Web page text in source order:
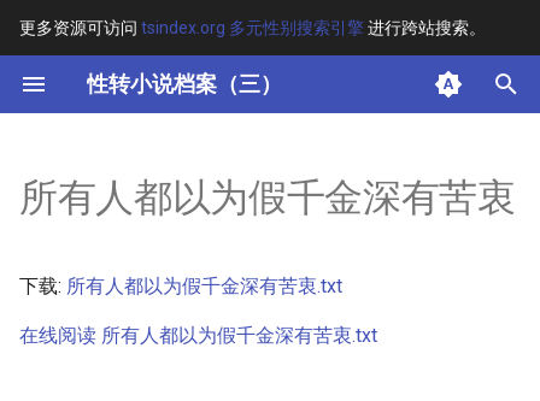
更多资源可访问 tsindex.org 多元性别搜索引擎进行跨站搜索。
性转小说档案（三）
键
开
搜
索
其他信息
正文
所有人都以为假千金深有苦衷
下载: 所有人都以为假千金深有苦衷.txt
在线阅读 所有人都以为假千金深有苦衷.txt